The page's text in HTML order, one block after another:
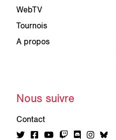
WebTV
Tournois
A propos
Nous suivre
Contact